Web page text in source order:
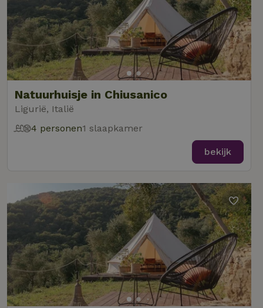
Natuurhuisje in Chiusanico
Ligurië, Italië
4 personen1 slaapkamer
bekijk